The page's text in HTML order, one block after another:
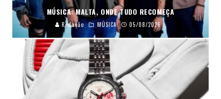
MÚSICA: MALTA, ONDE TUDO RECOMEÇA
Redação MÚSICA 05/08/2026